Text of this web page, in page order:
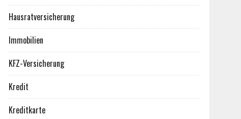
Hausratversicherung
Immobilien
KFZ-Versicherung
Kredit
Kreditkarte